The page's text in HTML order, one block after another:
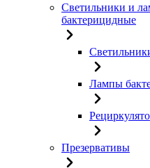
Светильники и
бактерицидные
Лампы
Презервативы